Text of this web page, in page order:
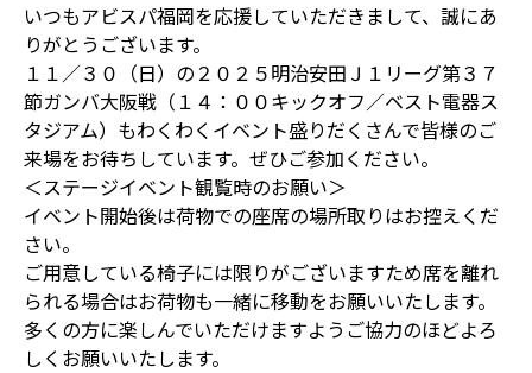
いつもアビスパ福岡を応援していただきまして、誠にあ
りがとうございます。
１１／３０（日）の２０２５明治安田Ｊ１リーグ第３７
節ガンバ大阪戦（１４：００キックオフ／ベスト電器ス
タジアム）もわくわくイベント盛りだくさんで皆様のご
来場をお待ちしています。ぜひご参加ください。
＜ステージイベント観覧時のお願い＞
イベント開始後は荷物での座席の場所取りはお控えくだ
さい。
ご用意している椅子には限りがございますため席を離れ
られる場合はお荷物も一緒に移動をお願いいたします。
多くの方に楽しんでいただけますようご協力のほどよろ
しくお願いいたします。